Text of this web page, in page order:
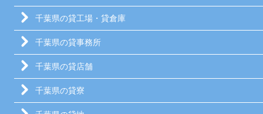
千葉県の貸工場・貸倉庫
千葉県の貸事務所
千葉県の貸店舗
千葉県の貸寮